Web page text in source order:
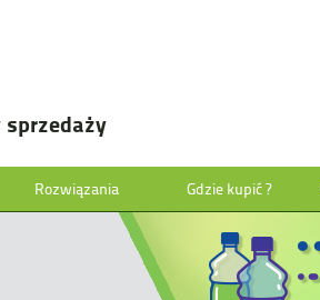
sprzedaży
Rozwiązania Gdzie kupić ?